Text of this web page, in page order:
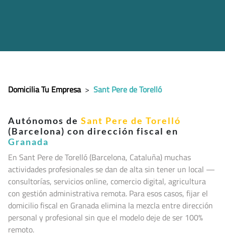
Domicilia Tu Empresa > Sant Pere de Torelló
Autónomos de Sant Pere de Torelló
(Barcelona) con dirección fiscal en
Granada
En Sant Pere de Torelló (Barcelona, Cataluña) muchas
actividades profesionales se dan de alta sin tener un local —
consultorías, servicios online, comercio digital, agricultura
con gestión administrativa remota. Para esos casos, fijar el
domicilio fiscal en Granada elimina la mezcla entre dirección
personal y profesional sin que el modelo deje de ser 100%
remoto.